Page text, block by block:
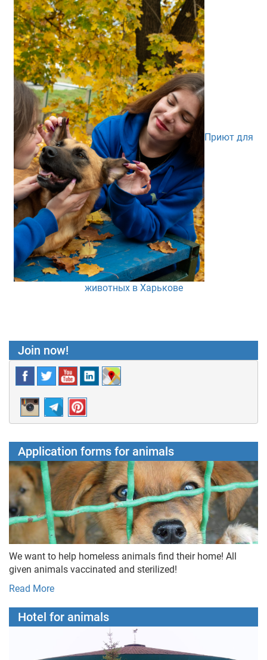
Приют для
животных в Харькове
Join now!
Application forms for animals
We want to help homeless animals find their home! All
given animals vaccinated and sterilized!
Read More
Hotel for animals